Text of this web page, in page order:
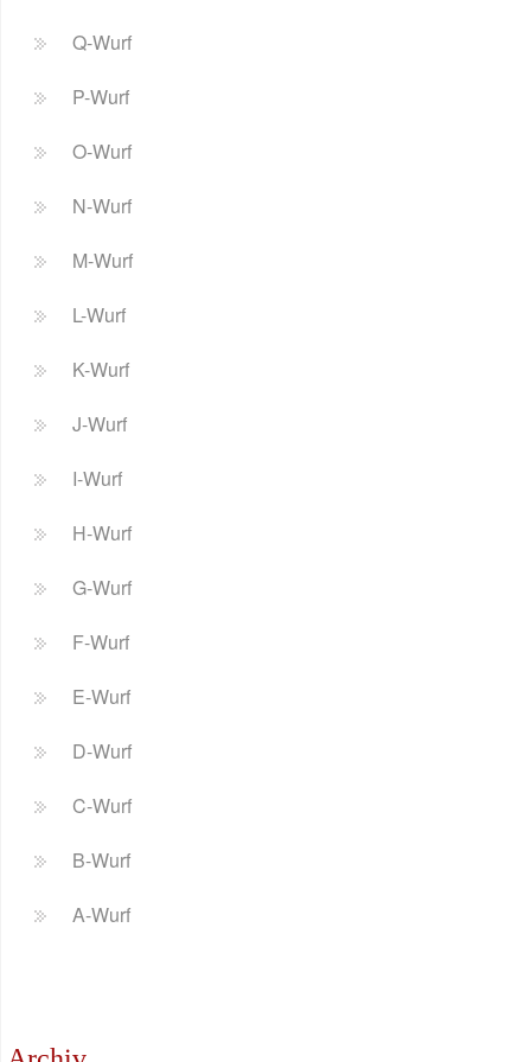
Q-Wurf
P-Wurf
O-Wurf
N-Wurf
M-Wurf
L-Wurf
K-Wurf
J-Wurf
I-Wurf
H-Wurf
G-Wurf
F-Wurf
E-Wurf
D-Wurf
C-Wurf
B-Wurf
A-Wurf